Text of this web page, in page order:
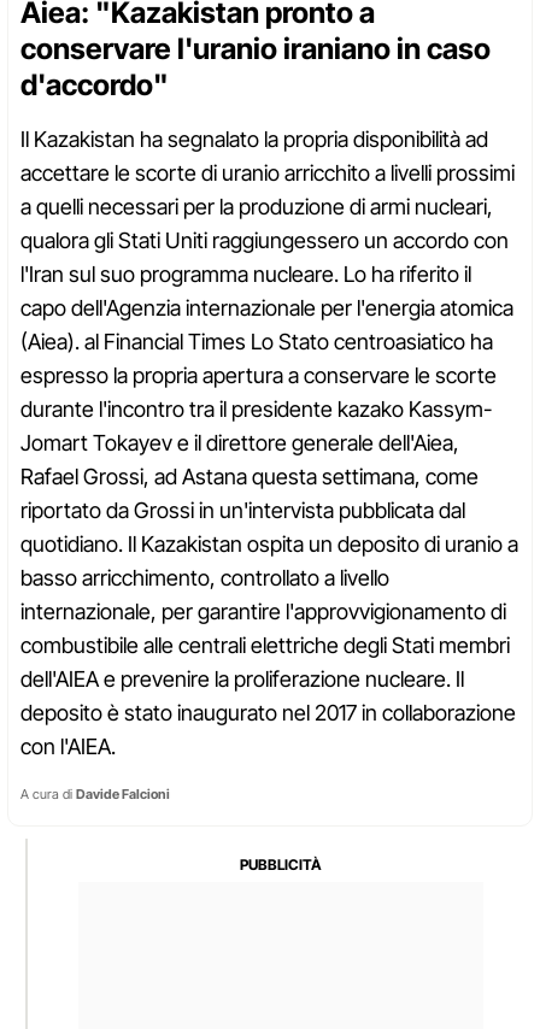
Aiea: "Kazakistan pronto a
conservare l'uranio iraniano in caso
d'accordo"
Il Kazakistan ha segnalato la propria disponibilità ad
accettare le scorte di uranio arricchito a livelli prossimi
a quelli necessari per la produzione di armi nucleari,
qualora gli Stati Uniti raggiungessero un accordo con
l'Iran sul suo programma nucleare. Lo ha riferito il
capo dell'Agenzia internazionale per l'energia atomica
(Aiea). al Financial Times Lo Stato centroasiatico ha
espresso la propria apertura a conservare le scorte
durante l'incontro tra il presidente kazako Kassym-
Jomart Tokayev e il direttore generale dell'Aiea,
Rafael Grossi, ad Astana questa settimana, come
riportato da Grossi in un'intervista pubblicata dal
quotidiano. Il Kazakistan ospita un deposito di uranio a
basso arricchimento, controllato a livello
internazionale, per garantire l'approvvigionamento di
combustibile alle centrali elettriche degli Stati membri
dell'AIEA e prevenire la proliferazione nucleare. Il
deposito è stato inaugurato nel 2017 in collaborazione
con l'AIEA.
A cura di Davide Falcioni